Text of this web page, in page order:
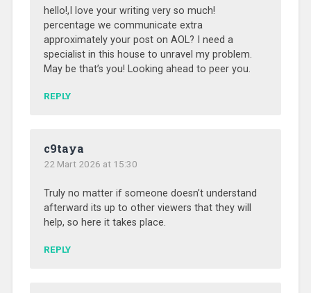
hello!,I love your writing very so much!
percentage we communicate extra
approximately your post on AOL? I need a
specialist in this house to unravel my problem.
May be that’s you! Looking ahead to peer you.
REPLY
c9taya
22 Mart 2026 at 15:30
Truly no matter if someone doesn’t understand
afterward its up to other viewers that they will
help, so here it takes place.
REPLY